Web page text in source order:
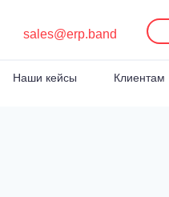
sales@erp.band
Клиентам
Наши кейсы